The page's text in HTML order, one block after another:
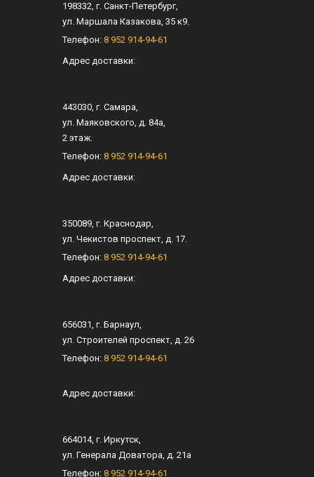
198332, г. Санкт-Петербург,
ул. Маршала Казакова, 35 к9.
Телефон: 8 952 914-94-61
Адрес доставки:
443030, г. Самара,
ул. Маяковского, д. 84а,
2 этаж.
Телефон: 8 952 914-94-61
Адрес доставки:
350089, г. Краснодар,
ул. Чекистов проспект, д. 17.
Телефон: 8 952 914-94-61
Адрес доставки:
656031, г. Барнаул,
ул. Строителей проспект, д. 26
Телефон: 8 952 914-94-61
Адрес доставки:
664014, г. Иркутск,
ул. Генерала Доватора, д. 21а
Телефон: 8 952 914-94-61